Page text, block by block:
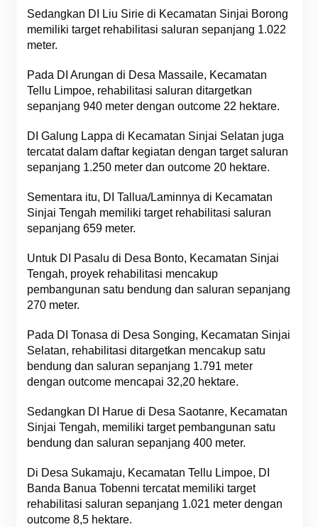
Sedangkan DI Liu Sirie di Kecamatan Sinjai Borong
memiliki target rehabilitasi saluran sepanjang 1.022
meter.
Pada DI Arungan di Desa Massaile, Kecamatan
Tellu Limpoe, rehabilitasi saluran ditargetkan
sepanjang 940 meter dengan outcome 22 hektare.
DI Galung Lappa di Kecamatan Sinjai Selatan juga
tercatat dalam daftar kegiatan dengan target saluran
sepanjang 1.250 meter dan outcome 20 hektare.
Sementara itu, DI Tallua/Laminnya di Kecamatan
Sinjai Tengah memiliki target rehabilitasi saluran
sepanjang 659 meter.
Untuk DI Pasalu di Desa Bonto, Kecamatan Sinjai
Tengah, proyek rehabilitasi mencakup
pembangunan satu bendung dan saluran sepanjang
270 meter.
Pada DI Tonasa di Desa Songing, Kecamatan Sinjai
Selatan, rehabilitasi ditargetkan mencakup satu
bendung dan saluran sepanjang 1.791 meter
dengan outcome mencapai 32,20 hektare.
Sedangkan DI Harue di Desa Saotanre, Kecamatan
Sinjai Tengah, memiliki target pembangunan satu
bendung dan saluran sepanjang 400 meter.
Di Desa Sukamaju, Kecamatan Tellu Limpoe, DI
Banda Banua Tobenni tercatat memiliki target
rehabilitasi saluran sepanjang 1.021 meter dengan
outcome 8,5 hektare.